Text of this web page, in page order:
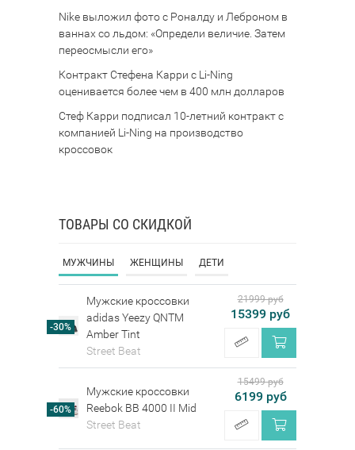
Nike выложил фото с Роналду и Леброном в
ваннах со льдом: «Определи величие. Затем
переосмысли его»
Контракт Стефена Карри с Li-Ning
оценивается более чем в 400 млн долларов
Стеф Карри подписал 10-летний контракт с
компанией Li-Ning на производство
кроссовок
ТОВАРЫ СО СКИДКОЙ
МУЖЧИНЫ ЖЕНЩИНЫ ДЕТИ
-30%
Мужские кроссовки
adidas Yeezy QNTM
Amber Tint
Street Beat
21999 руб
15399 руб
-60%
Мужские кроссовки
Reebok BB 4000 II Mid
Street Beat
15499 руб
6199 руб